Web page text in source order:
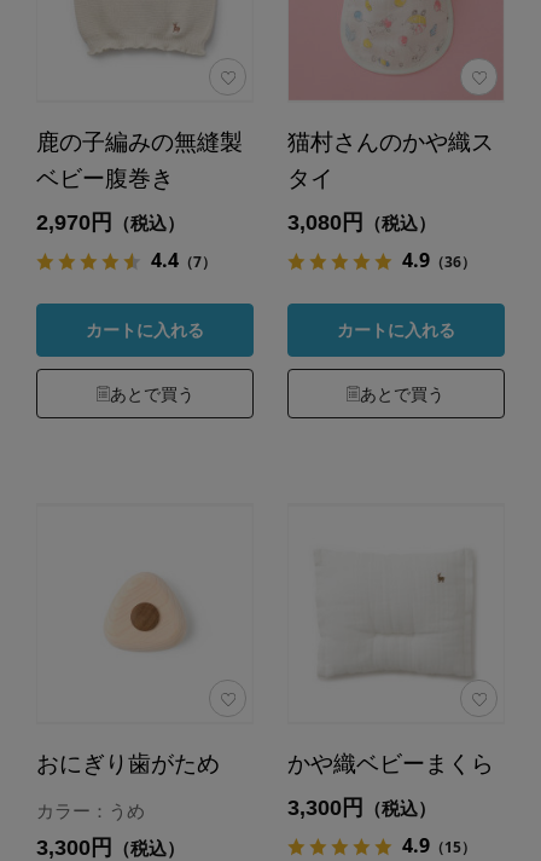
鹿の子編みの無縫製
ベビー腹巻き
2,970円 （税込）
4.4（7）
カートに入れる
あとで買う
猫村さんのかや織ス
タイ
3,080円 （税込）
4.9（36）
カートに入れる
あとで買う
おにぎり歯がため
カラー：うめ
3,300円 （税込）
かや織ベビーまくら
3,300円 （税込）
4.9（15）